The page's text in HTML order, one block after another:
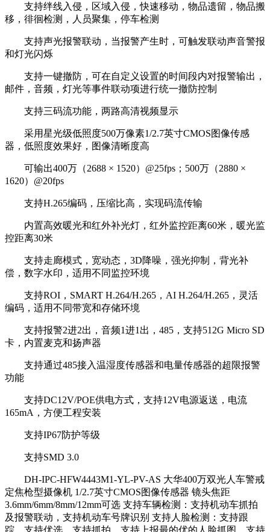
支持绊线入侵，区域入侵，快速移动，物品遗留，物品搬
移，徘徊检测，人员聚集，停车检测
支持声光报警联动，当报警产生时，可触发联动声音警报
和灯光闪烁
支持一键撤防，可在自定义设置的时间段内对报警输出，
邮件，音频，灯光等事件联动项进行统一撤防控制
支持三码流功能，两路高清视频显示
采用星光级低照度500万像素1/2.7英寸CMOS图像传感
器，低照度效果好，图像清晰度高
可输出400万（2688 × 1520）@25fps；500万（2880 ×
1620）@20fps
支持H.265编码，压缩比高，实现码流传输
内置高效暖光和红外补光灯，红外监控距离60米，暖光监
控距离30米
支持走廊模式，宽动态，3D降噪，强光抑制，背光补
偿，数字水印，适用不同监控环境
支持ROI，SMART H.264/H.265，AI H.264/H.265，灵活
编码，适用不同带宽和存储环境
支持报警2进2出，音频1进1出，485，支持512G Micro SD
卡，内置麦克和扬声器
支持通过485接入温湿度传感器和电量传感器的超限报警
功能
支持DC12V/POE供电方式，支持12V电源返送，电流
165mA，方便工程安装
支持IP67防护等级
支持SMD 3.0
DH-IPC-HFW4443M1-YL-PV-AS 大华400万双光人车警戒
定焦枪型摄像机 1/2.7英寸CMOS图像传感器 镜头焦距
3.6mm/6mm/8mm/12mm可选 支持车辆检测：支持机动车抓拍
及报警联动，支持机动车号牌识别 支持人脸检测：支持跟
踪，支持优选，支持抓拍，支持上报最的优的人脸抓图，支持